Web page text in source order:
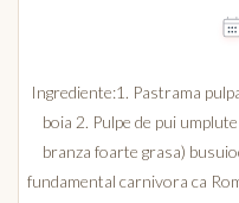
Ingrediente:1. Pastrama
boia 2. Pulpe de pui
branza foarte grasa)
fundamental carnivora ca